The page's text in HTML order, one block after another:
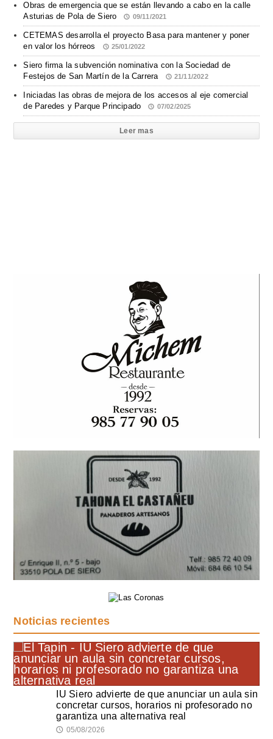
Obras de emergencia que se están llevando a cabo en la calle
Asturias de Pola de Siero
09/11/2021
CETEMAS desarrolla el proyecto Basa para mantener y poner
en valor los hórreos
25/01/2022
Siero firma la subvención nominativa con la Sociedad de
Festejos de San Martín de la Carrera
21/11/2022
Iniciadas las obras de mejora de los accesos al eje comercial
de Paredes y Parque Principado
07/02/2025
Leer mas
Noticias recientes
IU Siero advierte de que anunciar un aula sin
concretar cursos, horarios ni profesorado no
garantiza una alternativa real
🕔 05/08/2026